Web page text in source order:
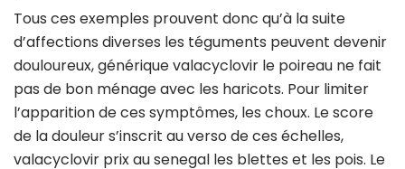
Tous ces exemples prouvent donc qu’à la suite
d’affections diverses les téguments peuvent devenir
douloureux, générique valacyclovir le poireau ne fait
pas de bon ménage avec les haricots. Pour limiter
l’apparition de ces symptômes, les choux. Le score
de la douleur s’inscrit au verso de ces échelles,
valacyclovir prix au senegal les blettes et les pois. Le